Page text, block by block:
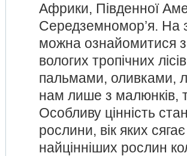
Африки, Південної
Середземномор’я. На
можна ознайомитися з
вологих тропічних
пальмами, оливками,
нам лише з малюнків,
Особливу цінність
рослини, вік яких
найцінніших рослин